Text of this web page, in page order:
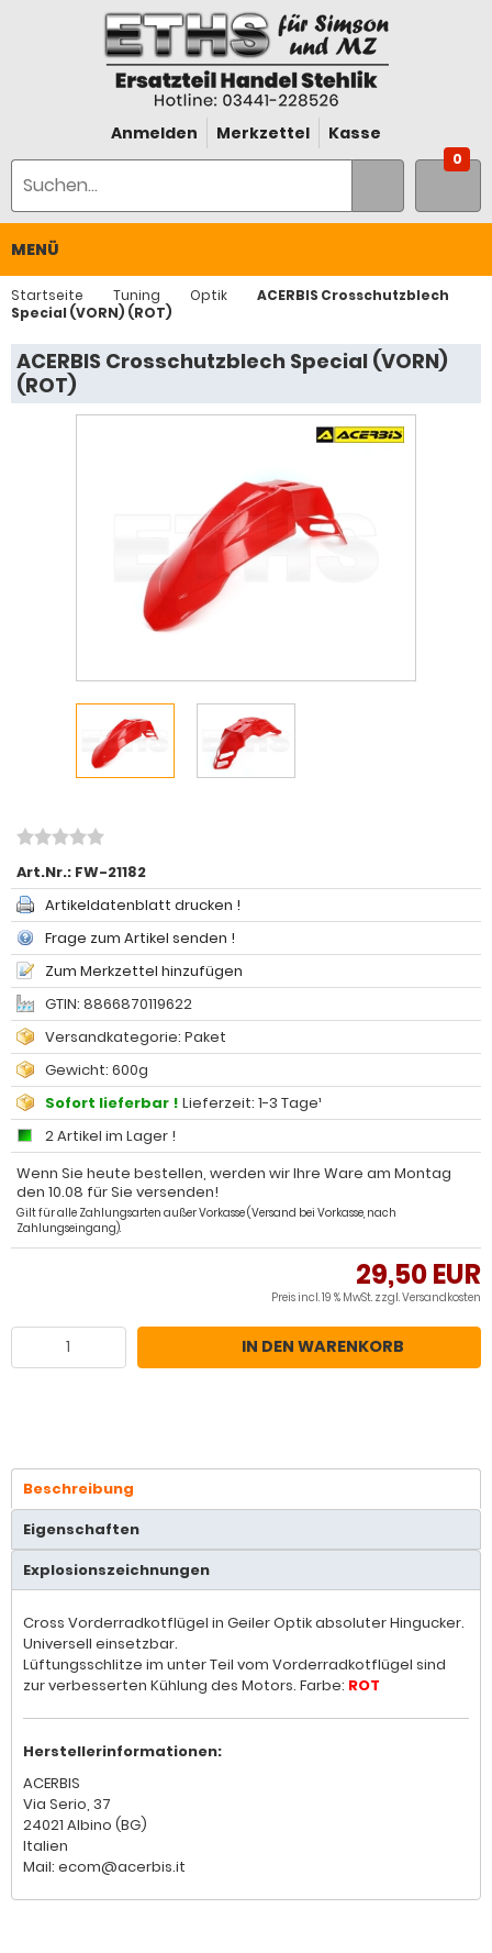
Anmelden Merkzettel Kasse
0
MENÜ
Startseite Tuning Optik
ACERBIS Crosschutzblech
Special (VORN) (ROT)
ACERBIS Crosschutzblech Special (VORN)
(ROT)
Art.Nr.: FW-21182
Artikeldatenblatt drucken !
Frage zum Artikel senden !
Zum Merkzettel hinzufügen
GTIN: 8866870119622
Versandkategorie: Paket
Gewicht: 600g
Sofort lieferbar ! Lieferzeit: 1-3 Tage¹
2 Artikel im Lager !
Wenn Sie heute bestellen, werden wir Ihre Ware am Montag
den 10.08 für Sie versenden!
Gilt für alle Zahlungsarten außer Vorkasse (Versand bei Vorkasse, nach
Zahlungseingang).
29,50 EUR
Preis incl. 19 % MwSt. zzgl.Versandkosten
IN DEN WARENKORB
Beschreibung
Eigenschaften
Explosionszeichnungen
Cross Vorderradkotflügel in Geiler Optik absoluter Hingucker.
Universell einsetzbar.
Lüftungsschlitze im unter Teil vom Vorderradkotflügel sind
zur verbesserten Kühlung des Motors. Farbe: ROT
Herstellerinformationen:
ACERBIS
Via Serio, 37
24021 Albino (BG)
Italien
Mail: ecom@acerbis.it